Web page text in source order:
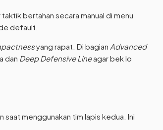
bertahan secara manual di menu
default.
yang rapat. Di bagian Advanced
dan Deep Defensive Lineagar bek lo
menggunakan tim lapis kedua. Ini